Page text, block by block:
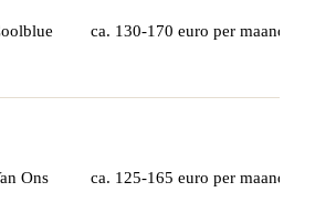
ca. 130-170 euro per maand
Ons ca. 125-165 euro per maand